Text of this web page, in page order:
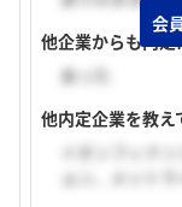
他企業からも内
あった
他内定企業を教え
イオンフィナ
ョン、メット
会